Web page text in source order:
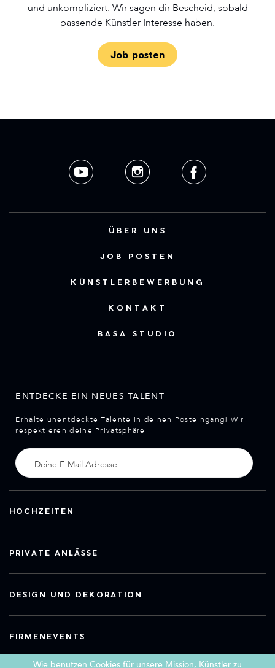
und unkompliziert. Wir sagen dir Bescheid, sobald
passende Künstler Interesse haben.
Job posten
ÜBER UNS
JOB POSTEN
KÜNSTLERBEWERBUNG
KONTAKT
BASA STUDIO
ENTDECKE EIN NEUES TALENT
Erhalte unentdeckte Talente in deinen Posteingang! Wir
respektieren deine Privatsphäre
HOCHZEITEN
PRIVATE ANLÄSSE
DESIGN UND DEKORATION
FIRMENEVENTS
Wie benutzen Cookies für unsere Mission, Künstler zu